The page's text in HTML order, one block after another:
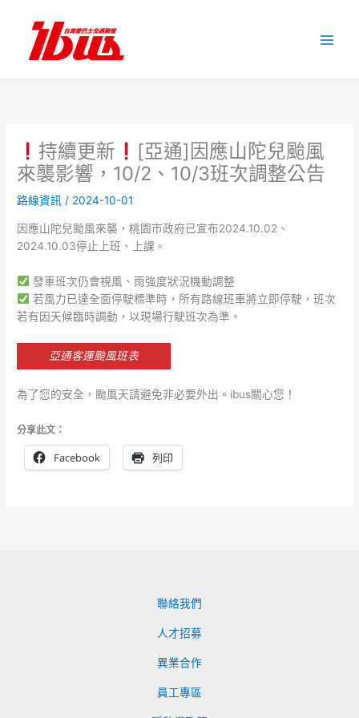
內
持續更新
[亞通]因應山陀兒颱風
來襲影響，10/2、10/3班次調整公告
路線資訊 / 2024-10-01
因應山陀兒颱風來襲，桃園市政府已宣布2024.10.02、
2024.10.03停止上班、上課。
發車班次仍會視風、雨強度狀況機動調整
若風力已達全面停駛標準時，所有路線班車將立即停駛，班次
若有因天候臨時調動，以現場行駛班次為準。
亞通客運颱風班表
為了您的安全，颱風天請避免非必要外出。ibus關心您！
分享此文：
Facebook 列印
聯絡我們
人才招募
異業合作
員工專區